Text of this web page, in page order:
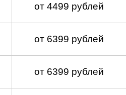
от 4499 рублей
от 6399 рублей
от 6399 рублей